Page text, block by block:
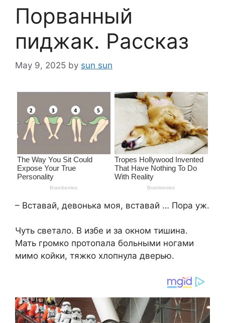
Порванный
пиджак. Рассказ
May 9, 2025 by sun sun
– Вставай, девонька моя, вставай … Пора уж.
Чуть светало. В избе и за окном тишина.
Мать громко протопала больными ногами
мимо койки, тяжко хлопнула дверью.